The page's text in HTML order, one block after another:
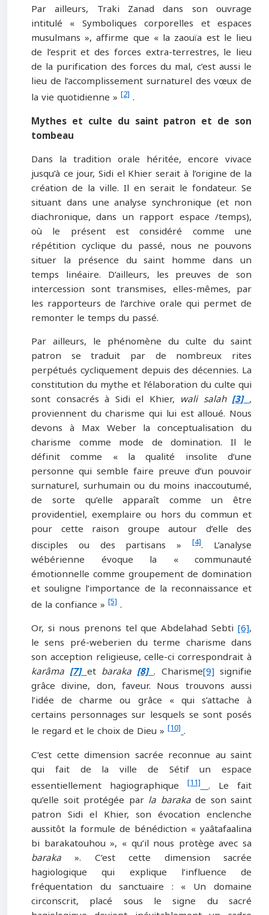
Par ailleurs, Traki Zanad dans son ouvrage
intitulé « Symboliques corporelles et espaces
musulmans », affirme que « la zaouïa est le lieu
de l’esprit et des forces extra-terrestres, le lieu
de la purification des forces du mal, c’est aussi le
lieu de l’accomplissement surnaturel des vœux de
la vie quotidienne » [2] .
Mythes et culte du saint patron et de son
tombeau
Dans la tradition orale héritée, encore vivace
jusqu’à ce jour, Sidi el Khier serait à l’origine de la
création de la ville. Il en serait le fondateur. Se
situant dans une analyse synchronique (et non
diachronique, dans un rapport espace /temps),
où le présent est considéré comme une
répétition cyclique du passé, nous ne pouvons
situer la présence du saint homme dans un
temps linéaire. D’ailleurs, les preuves de son
intercession sont transmises, elles-mêmes, par
les rapporteurs de l’archive orale qui permet de
remonter le temps du passé.
Par ailleurs, le phénomène du culte du saint
patron se traduit par de nombreux rites
perpétués cycliquement depuis des décennies. La
constitution du mythe et l’élaboration du culte qui
sont consacrés à Sidi el Khier, wali salah [3] ,
proviennent du charisme qui lui est alloué. Nous
devons à Max Weber la conceptualisation du
charisme comme mode de domination. Il le
définit comme « la qualité insolite d’une
personne qui semble faire preuve d’un pouvoir
surnaturel, surhumain ou du moins inaccoutumé,
de sorte qu’elle apparaît comme un être
providentiel, exemplaire ou hors du commun et
pour cette raison groupe autour d’elle des
disciples ou des partisans »[4]. L’analyse
wébérienne évoque la « communauté
émotionnelle comme groupement de domination
et souligne l’importance de la reconnaissance et
de la confiance » [5] .
Or, si nous prenons tel que Abdelahad Sebti [6],
le sens pré-weberien du terme charisme dans
son acception religieuse, celle-ci correspondrait à
karâma [7] et baraka [8] . Charisme[9]signifie
grâce divine, don, faveur. Nous trouvons aussi
l’idée de charme ou grâce « qui s’attache à
certains personnages sur lesquels se sont posés
le regard et le choix de Dieu » [10] .
C’est cette dimension sacrée reconnue au saint
qui fait de la ville de Sétif un espace
essentiellement hagiographique [11]
. Le fait
qu’elle soit protégée par la baraka de son saint
patron Sidi el Khier, son évocation enclenche
aussitôt la formule de bénédiction « yaâtafaalina
bi barakatouhou », « qu’il nous protège avec sa
baraka ». C’est cette dimension sacrée
hagiologique qui explique l’influence de
fréquentation du sanctuaire : « Un domaine
circonscrit, placé sous le signe du sacré